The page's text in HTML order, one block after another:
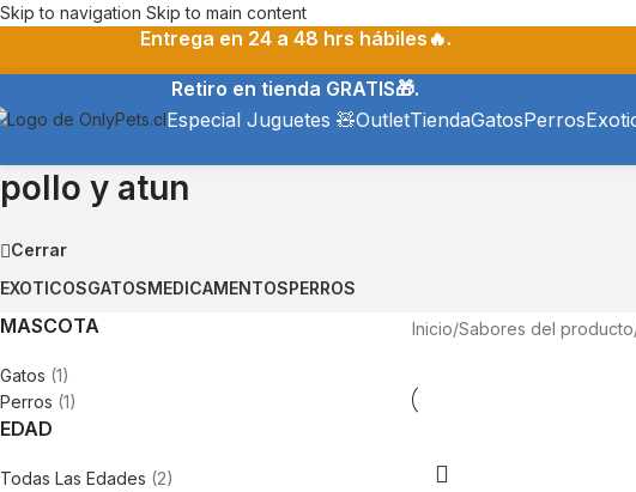
Skip to navigation Skip to main content
Entrega en 24 a 48 hrs hábiles🔥.
Retiro en tienda GRATIS🎁.
Especial Juguetes 🧸OutletTiendaGatosPerros
pollo y atun
Cerrar
EXOTICOSGATOSMEDICAMENTOSPERROS
MASCOTA
Gatos (1)
Perros (1)
EDAD
Todas Las Edades (2)
Inicio/Sabores del producto